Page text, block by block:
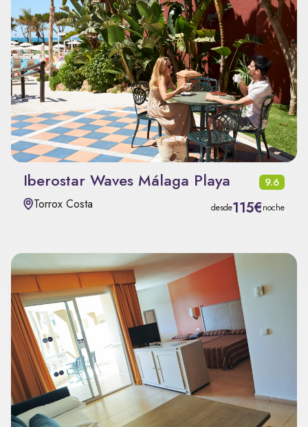
Iberostar Waves Málaga Playa 9.6
Torrox Costa desde115€noche